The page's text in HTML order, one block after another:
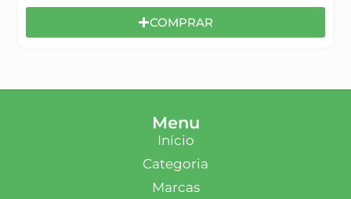
COMPRAR
Menu
Início
Categoria
Marcas